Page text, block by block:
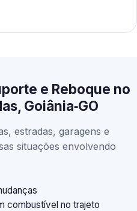
e Reboque no
Goiânia‑GO
estradas, garagens e
situações envolvendo
combustível no trajeto